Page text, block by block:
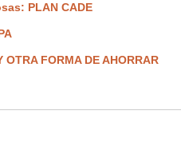
PLAN CADE
OTRA FORMA DE AHORRAR